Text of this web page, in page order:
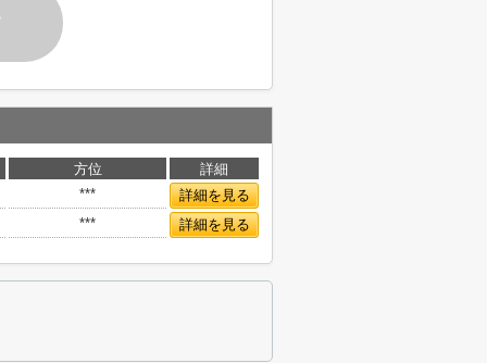
方位
詳細
***
詳細を見る
***
詳細を見る